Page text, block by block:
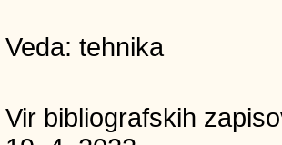
Veda: tehnika
Vir bibliografskih